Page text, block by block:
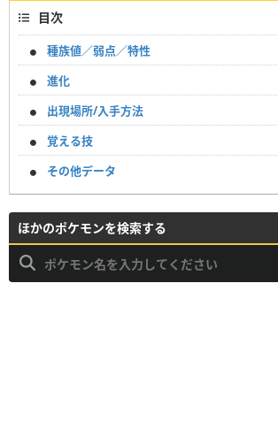
目次
種族値／弱点／特性
進化
出現場所/入手方法
覚える技
その他データ
ほかのポケモンを検索する